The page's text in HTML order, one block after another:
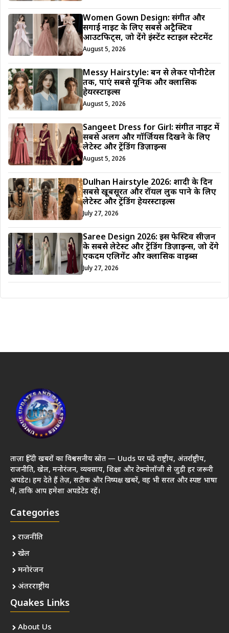
Women Gown Design: संगीत और
सगाई नाइट के लिए सबसे अट्रैक्टिव
आउटफिट्स, जो देंगे इंस्टेंट स्टाइल स्टेटमेंट
August 5, 2026
Messy Hairstyle: बन से लेकर पोनीटेल
तक, पाएं सबसे यूनिक और क्लासिक
हेयरस्टाइल्स
August 5, 2026
Sangeet Dress for Girl: संगीत नाइट में
सबसे अलग और गॉर्जियस दिखने के लिए
लेटेस्ट और ट्रेंडिंग डिज़ाइन्स
August 5, 2026
Dulhan Hairstyle 2026: शादी के दिन
सबसे खूबसूरत और रॉयल लुक पाने के लिए
लेटेस्ट और ट्रेंडिंग हेयरस्टाइल्स
July 27, 2026
Saree Design 2026: इस फेस्टिव सीज़न
के सबसे लेटेस्ट और ट्रेंडिंग डिज़ाइन्स, जो देंगे
एकदम एलिगेंट और क्लासिक वाइब्स
July 27, 2026
ताज़ा हिंदी खबरों का विश्वसनीय स्रोत — Uuds पर पढ़ें राष्ट्रीय, अंतर्राष्ट्रीय,
राजनीति, खेल, मनोरंजन, व्यवसाय, शिक्षा और टेक्नोलॉजी से जुड़ी हर जरूरी
अपडेट। हम देते हैं तेज़, सटीक और निष्पक्ष खबरें, वह भी सरल और स्पष्ट भाषा
में, ताकि आप हमेशा अपडेटेड रहें।
Categories
राजनीति
खेल
मनोरंजन
अंतरराष्ट्रीय
Quakes Links
About Us